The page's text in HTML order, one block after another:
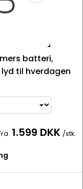
batteri,
til hverdagen
1.599 DKK /stk.